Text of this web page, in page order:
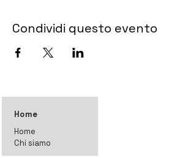
Condividi questo evento
Home
Home
Chi siamo